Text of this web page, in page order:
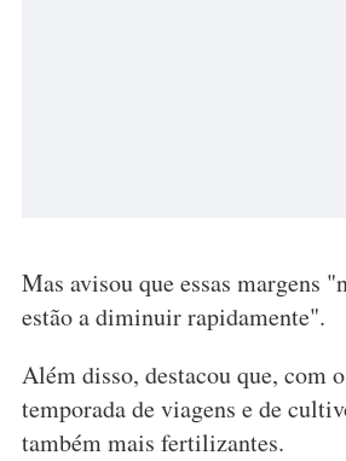
Mas avisou que essas margens
estão a diminuir rapidamente".
Além disso, destacou que, com
temporada de viagens e de
também mais fertilizantes.